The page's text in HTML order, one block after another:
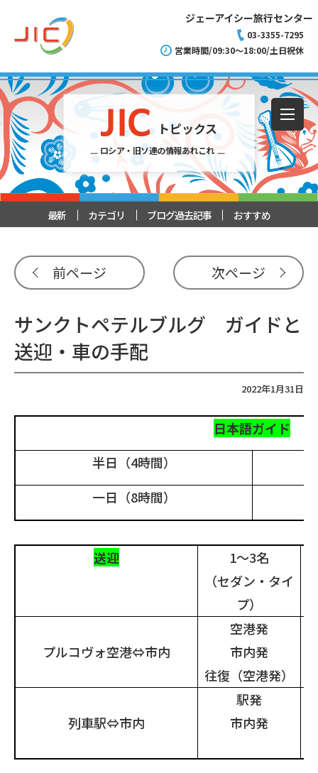
ジェーアイシー旅行センター
03-3355-7295
営業時間/09:30～18:00/土日祝休
トピックス
ロシア・旧ソ連の情報あれこれ
最新 カテゴリ ブログ過去記事 おすすめ
前ページ 次ページ
サンクトペテルブルグ ガイドと
送迎・車の手配
2022年1月31日
日本語ガイド
半日（4時間）
一日（8時間）
送迎 1～3名
（セダン・タイ
プ）
プルコヴォ空港⇔市内
空港発
市内発
往復（空港発）
列車駅⇔市内
駅発
市内発